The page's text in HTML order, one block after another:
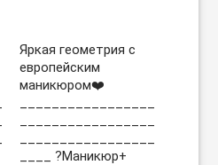
Яркая геометрия с
европейским
маникюром❤️
____ ?Маникюр+